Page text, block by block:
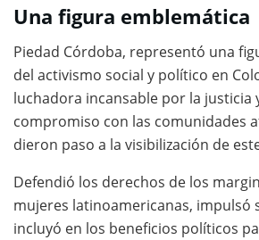
Una figura emblemática
Piedad Córdoba, representó una
del activismo social y político en
luchadora incansable por la justicia
compromiso con las comunidades
dieron paso a la visibilización de
Defendió los derechos de los
mujeres latinoamericanas, impulsó
incluyó en los beneficios políticos